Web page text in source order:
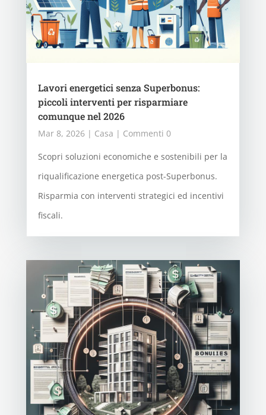
Lavori energetici senza Superbonus:
piccoli interventi per risparmiare
comunque nel 2026
Mar 8, 2026| Casa | Commenti 0
Scopri soluzioni economiche e sostenibili per la
riqualificazione energetica post-Superbonus.
Risparmia con interventi strategici ed incentivi
fiscali.